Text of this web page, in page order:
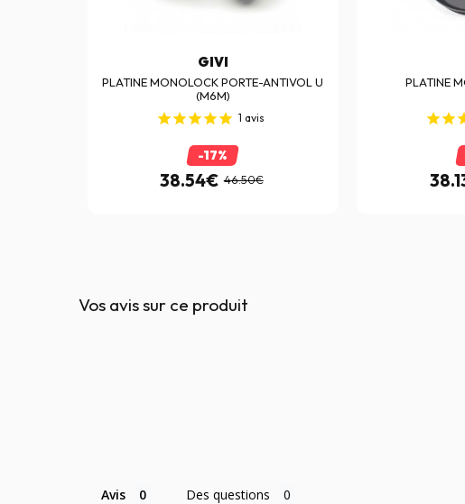
GIVI
PLATINE MONOLOCK PORTE-ANTIVOL U
(M6M)
1 avis
-17%
38.54€ 46.50€
PLATINE
Vos avis sur ce produit
Avis Des questions